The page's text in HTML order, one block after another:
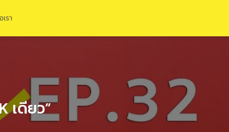
รา
เดียว”